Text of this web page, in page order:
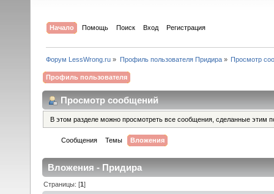
Начало Помощь Поиск Вход Регистрация
Форум LessWrong.ru » Профиль пользователя Придира» Просмотр
Профиль пользователя
Просмотр сообщений
В этом разделе можно просмотреть все сообщения, сделанные этим
Сообщения Темы Вложения
Вложения - Придира
Страницы: [1]